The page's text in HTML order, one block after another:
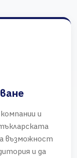
и
възможност
и да